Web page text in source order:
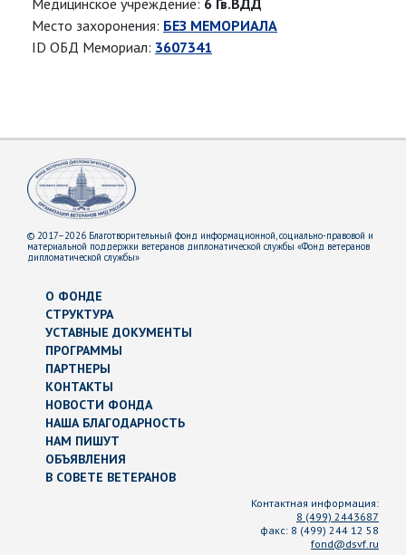
Медицинское учреждение: 6 Гв.ВДД
Место захоронения: БЕЗ МЕМОРИАЛА
ID ОБД Мемориал: 3607341
© 2017–2026 Благотворительный фонд информационной, социально-правовой и
материальной поддержки ветеранов дипломатической службы «Фонд ветеранов
дипломатической службы»
О ФОНДЕ
СТРУКТУРА
УСТАВНЫЕ ДОКУМЕНТЫ
ПРОГРАММЫ
ПАРТНЕРЫ
КОНТАКТЫ
НОВОСТИ ФОНДА
НАША БЛАГОДАРНОСТЬ
НАМ ПИШУТ
ОБЪЯВЛЕНИЯ
В СОВЕТЕ ВЕТЕРАНОВ
Контактная информация:
8 (499) 2443687
факс: 8 (499) 244 12 58
fond@dsvf.ru